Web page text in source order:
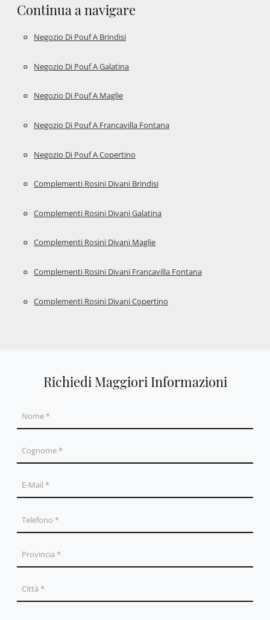
Continua a navigare
Negozio Di Pouf A Brindisi
Negozio Di Pouf A Galatina
Negozio Di Pouf A Maglie
Negozio Di Pouf A Francavilla Fontana
Negozio Di Pouf A Copertino
Complementi Rosini Divani Brindisi
Complementi Rosini Divani Galatina
Complementi Rosini Divani Maglie
Complementi Rosini Divani Francavilla Fontana
Complementi Rosini Divani Copertino
Richiedi Maggiori Informazioni